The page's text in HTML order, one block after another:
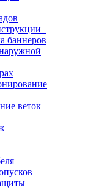
баннеров
веток